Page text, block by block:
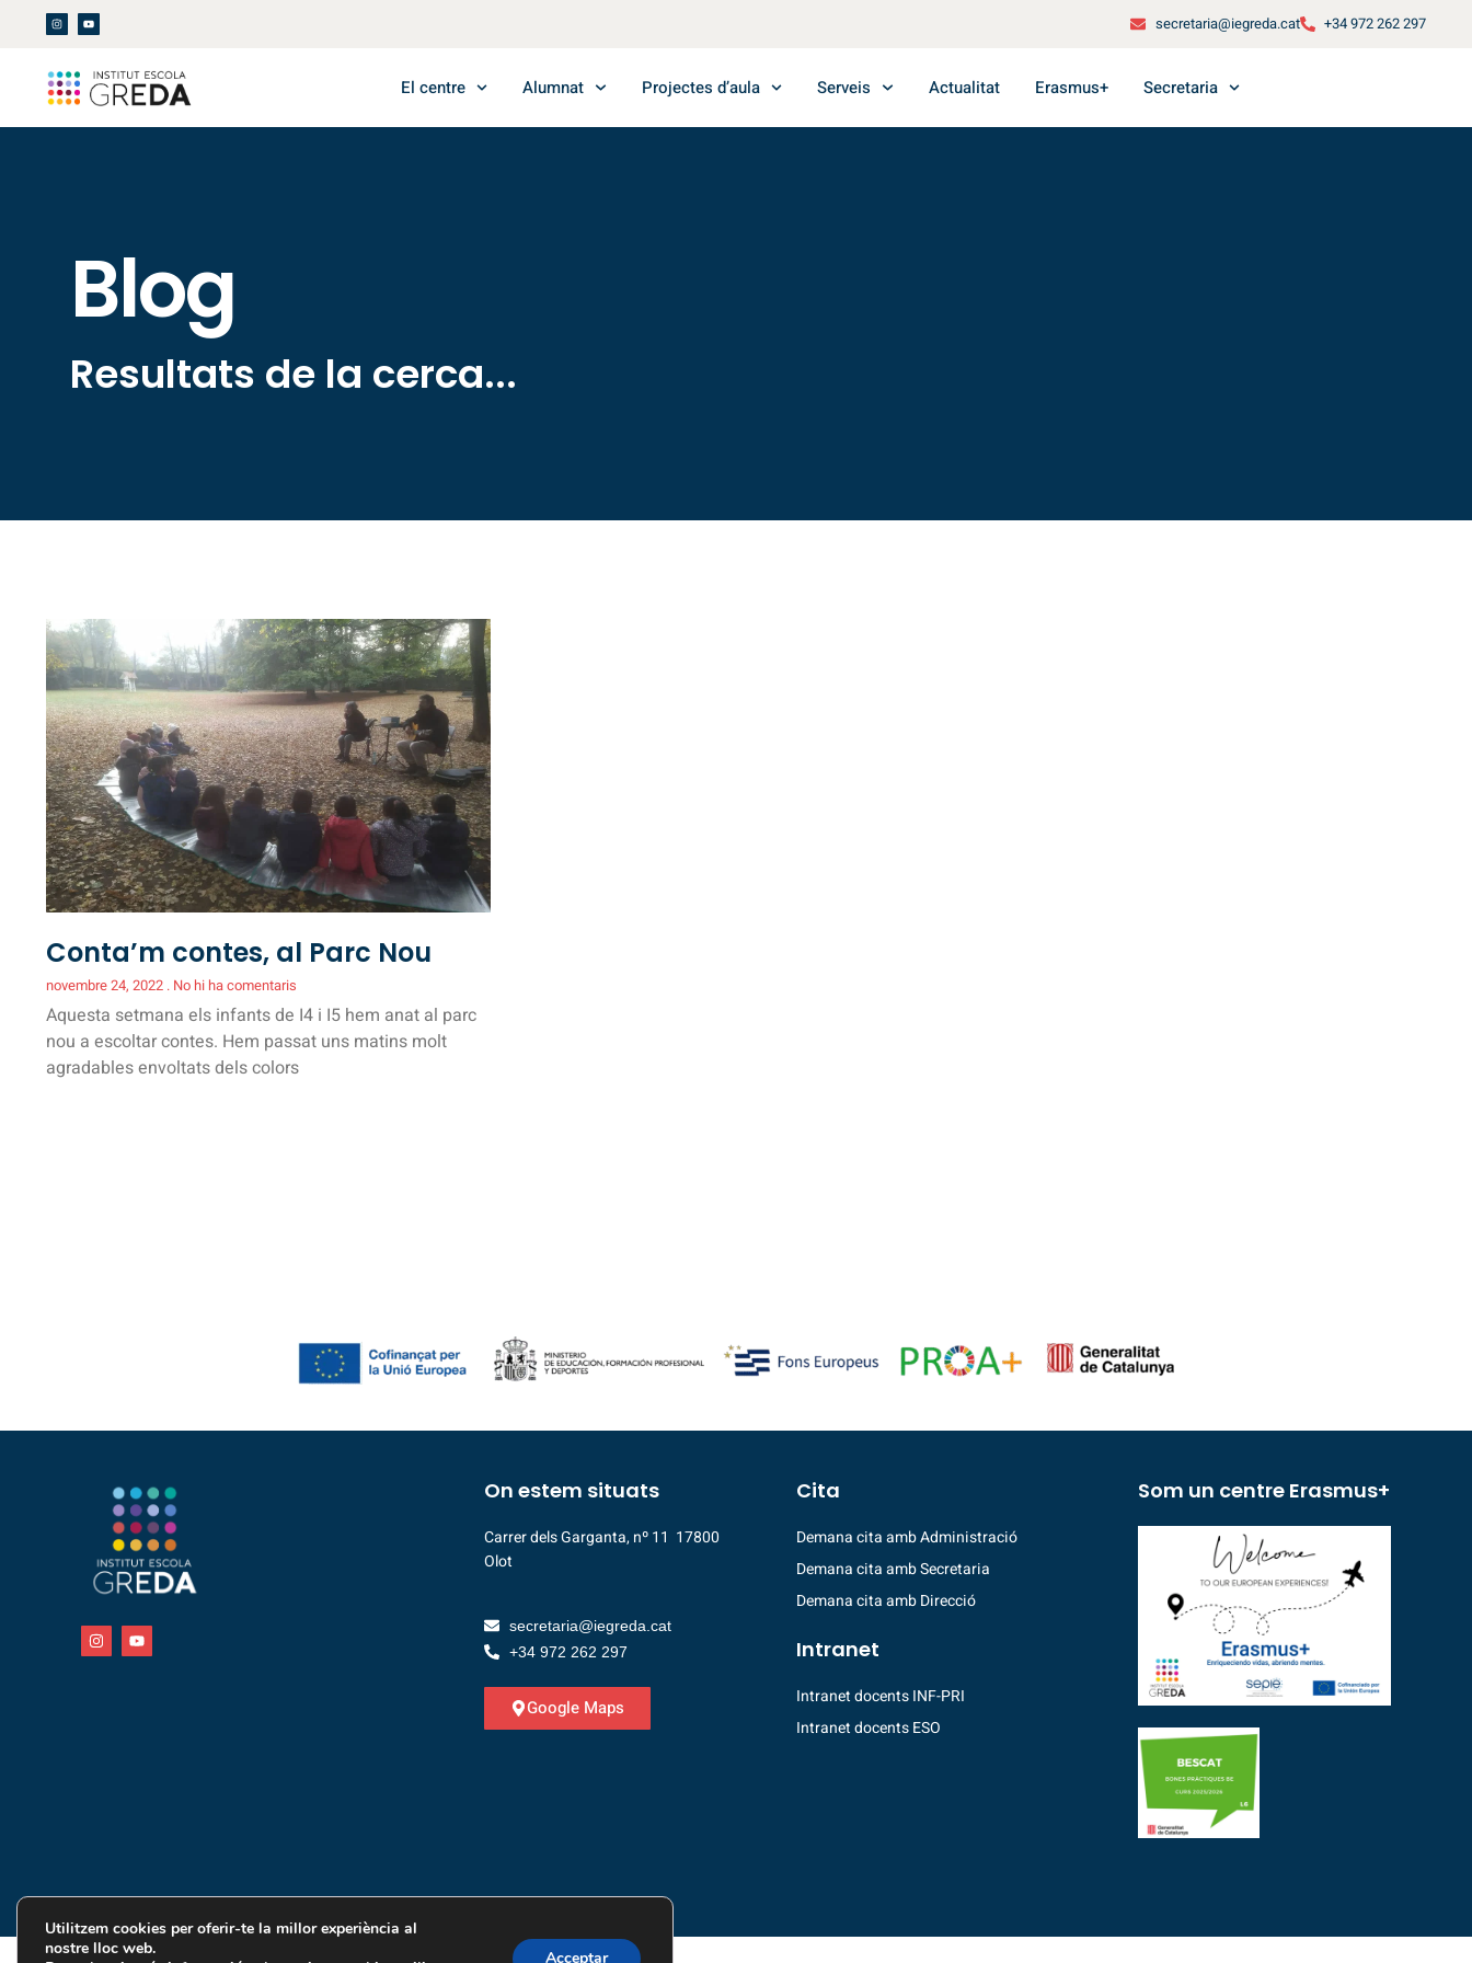
secretaria@iegreda.cat +34 972 262 297
El centre Alumnat Projectes d’aula Serveis Actualitat Erasmus+ Secretaria
Blog
Resultats de la cerca...
Conta’m contes, al Parc Nou
novembre 24, 2022 No hi ha comentaris
Aquesta setmana els infants de I4 i I5 hem anat al parc
nou a escoltar contes. Hem passat uns matins molt
agradables envoltats dels colors
On estem situats
Carrer dels Garganta, nº 11 17800
Olot
secretaria@iegreda.cat
+34 972 262 297
Google Maps
Cita
Demana cita amb Administració
Demana cita amb Secretaria
Demana cita amb Direcció
Intranet
Intranet docents INF-PRI
Intranet docents ESO
Som un centre Erasmus+
Utilitzem cookies per oferir-te la millor experiència al
nostre lloc web.
Acceptar